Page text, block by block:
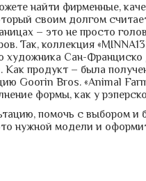
найти фирменные,
своим долгом
– это не просто
Так, коллекция
художника Сан-
продукт – была
Goorin Bros. «Animal
формы, как у
помочь с выбором и
нужной модели и